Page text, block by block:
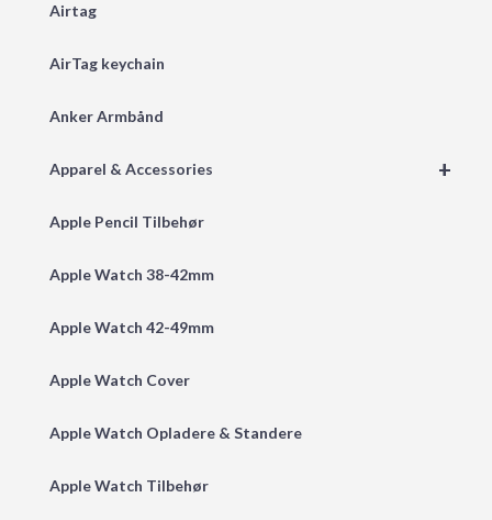
Airtag
AirTag keychain
Anker Armbånd
+
Apparel & Accessories
Apple Pencil Tilbehør
Apple Watch 38-42mm
Apple Watch 42-49mm
Apple Watch Cover
Apple Watch Opladere & Standere
Apple Watch Tilbehør